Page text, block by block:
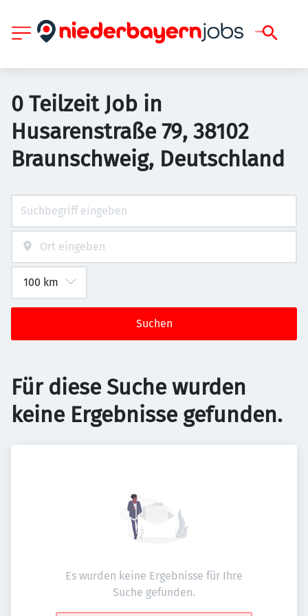
0 Teilzeit Job in
Husarenstraße 79, 38102
Braunschweig, Deutschland
Suchen
Für diese Suche wurden
keine Ergebnisse gefunden.
Es wurden keine Ergebnisse für Ihre
Suche gefunden.